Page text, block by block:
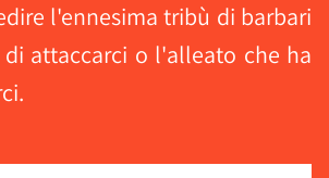
l'ennesima tribù di barbari
attaccarci o l'alleato che ha